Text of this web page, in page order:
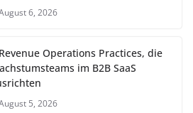
6, 2026
Operations Practices, die
im B2B SaaS
5, 2026